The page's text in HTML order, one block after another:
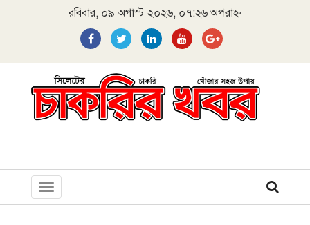
রবিবার, ০৯ অগাস্ট ২০২৬, ০৭:২৬ অপরাহ্ন
Toggle
navigation